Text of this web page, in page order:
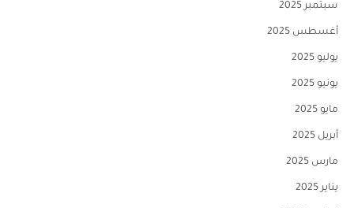
سبتمبر 2025
أغسطس 2025
يوليو 2025
يونيو 2025
مايو 2025
أبريل 2025
مارس 2025
يناير 2025